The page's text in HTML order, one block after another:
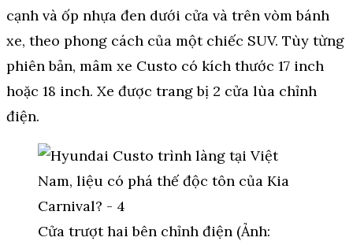
cạnh và ốp nhựa đen dưới cửa và trên vòm bánh
xe, theo phong cách của một chiếc SUV. Tùy từng
phiên bản, mâm xe Custo có kích thước 17 inch
hoặc 18 inch. Xe được trang bị 2 cửa lùa chỉnh
điện.
Cửa trượt hai bên chỉnh điện (Ảnh: